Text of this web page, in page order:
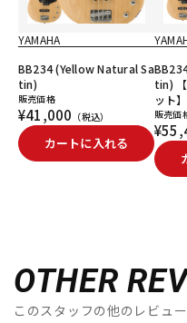
YAMAHA
BB234 (Yellow Natural Sa
tin)
販売価格
¥41,000 （税込）
カートに入れる
tin)
ット】
販売価
OTHER
このスタッフの他のレビュー